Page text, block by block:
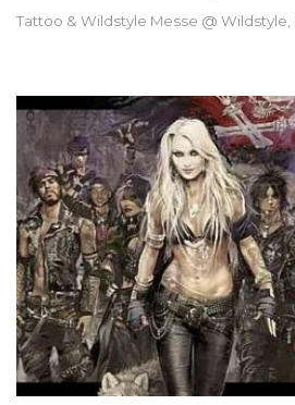
Tattoo & Wildstyle Messe @ Wildstyle,